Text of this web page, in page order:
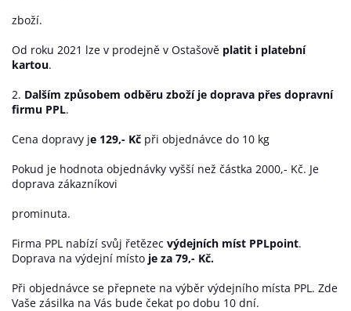
zboží.
Od roku 2021 lze v prodejně v Ostašově platit i platební
kartou.
2. Dalším způsobem odběru zboží je doprava přes dopravní
firmu PPL.
Cena dopravy je 129,- Kč při objednávce do 10 kg
Pokud je hodnota objednávky vyšší než částka 2000,- Kč. Je
doprava zákazníkovi
prominuta.
Firma PPL nabízí svůj řetězec výdejních míst PPLpoint.
Doprava na výdejní místo je za 79,- Kč.
Při objednávce se přepnete na výběr výdejního místa PPL. Zde
Vaše zásilka na Vás bude čekat po dobu 10 dní.